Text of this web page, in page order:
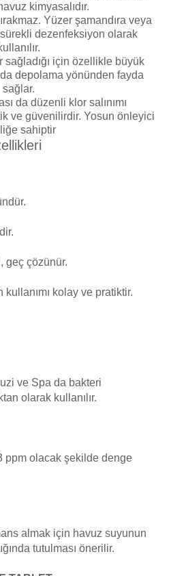
kimyasalıdır.
Yüzer şamandıra veya
sürekli dezenfeksiyon olarak
sağladığı için özellikle büyük
depolama yönünden fayda
sağlar.
da düzenli klor salınımı
ve güvenilirdir. Yosun önleyici
sahiptir
geç çözünür.
kolay ve pratiktir.
ve Spa da bakteri
olarak kullanılır.
ppm olacak şekilde denge
almak için havuz suyunun
tutulması önerilir.